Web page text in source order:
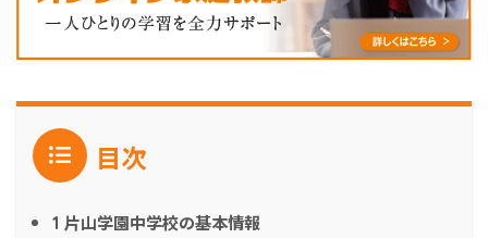
目次
1 片山学園中学校の基本情報